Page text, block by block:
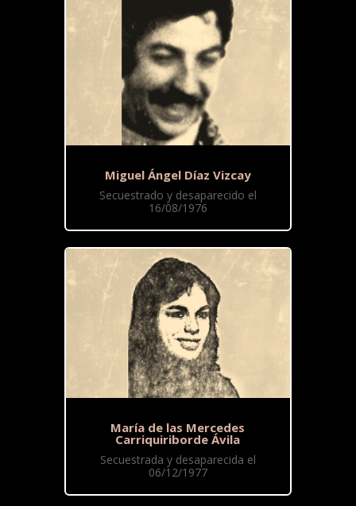
Miguel Ángel Díaz Vizcay
Secuestrado y desaparecido el
16/08/1976
María de las Mercedes
Carriquiriborde Ávila
Secuestrada y desaparecida el
06/12/1977